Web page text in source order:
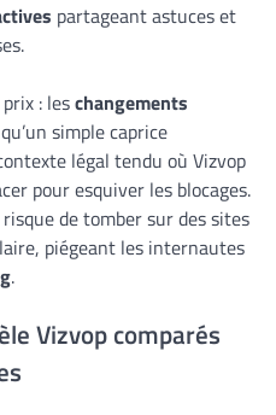
partageant astuces et
: leschangements
simple caprice
légal tendu où Vizvop
pour esquiver les blocages.
de tomber sur des sites
piégeant les internautes
.
Vizvop comparés